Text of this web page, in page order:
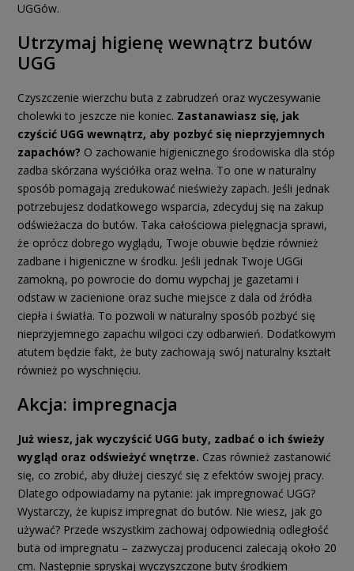
UGGów.
Utrzymaj higienę wewnątrz butów
UGG
Czyszczenie wierzchu buta z zabrudzeń oraz wyczesywanie
cholewki to jeszcze nie koniec. Zastanawiasz się, jak
czyścić UGG wewnątrz, aby pozbyć się nieprzyjemnych
zapachów? O zachowanie higienicznego środowiska dla stóp
zadba skórzana wyściółka oraz wełna. To one w naturalny
sposób pomagają zredukować nieświeży zapach. Jeśli jednak
potrzebujesz dodatkowego wsparcia, zdecyduj się na zakup
odświeżacza do butów. Taka całościowa pielęgnacja sprawi,
że oprócz dobrego wyglądu, Twoje obuwie będzie również
zadbane i higieniczne w środku. Jeśli jednak Twoje UGGi
zamokną, po powrocie do domu wypchaj je gazetami i
odstaw w zacienione oraz suche miejsce z dala od źródła
ciepła i światła. To pozwoli w naturalny sposób pozbyć się
nieprzyjemnego zapachu wilgoci czy odbarwień. Dodatkowym
atutem będzie fakt, że buty zachowają swój naturalny kształt
również po wyschnięciu.
Akcja: impregnacja
Już wiesz, jak wyczyścić UGG buty, zadbać o ich świeży
wygląd oraz odświeżyć wnętrze. Czas również zastanowić
się, co zrobić, aby dłużej cieszyć się z efektów swojej pracy.
Dlatego odpowiadamy na pytanie: jak impregnować UGG?
Wystarczy, że kupisz impregnat do butów. Nie wiesz, jak go
używać? Przede wszystkim zachowaj odpowiednią odległość
buta od impregnatu – zazwyczaj producenci zalecają około 20
cm. Następnie spryskaj wyczyszczone buty środkiem